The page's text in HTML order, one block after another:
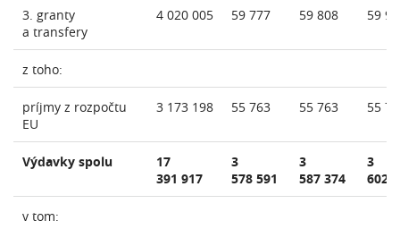
3. granty
a transfery
4 020 005 59 777 59 808 59
z toho:
príjmy z rozpočtu
EU
3 173 198 55 763 55 763 55
Výdavky spolu
17
391 917
3
578 591
3
587 374
3
602
v tom: